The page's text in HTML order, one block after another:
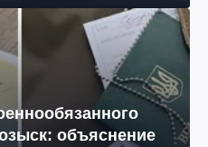
объяснение